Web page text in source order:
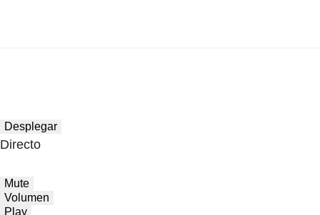
Desplegar
Directo
Mute
Volumen
Play